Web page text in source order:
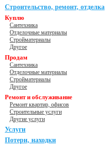
Строительство, ремонт, отделка
Куплю
Сантехника
Отделочные материалы
Стройматериалы
Другое
Продам
Сантехника
Отделочные материалы
Стройматериалы
Другое
Ремонт и обслуживание
Ремонт квартир, офисов
Строительные услуги
Другие услуги
Услуги
Потери, находки